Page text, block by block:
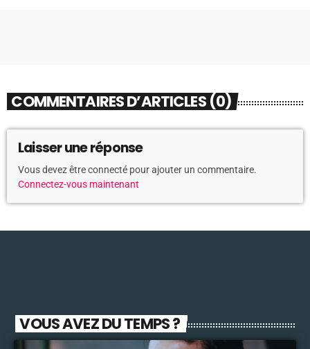
COMMENTAIRES D’ARTICLES (0)
Laisser une réponse
Vous devez être connecté pour ajouter un commentaire.
Connectez-vous maintenant
VOUS AVEZ DU TEMPS ?